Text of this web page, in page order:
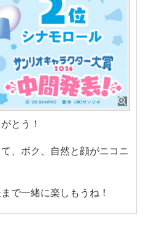
とう！
、ボク、自然と顔がニコニ
で一緒に楽しもうね！